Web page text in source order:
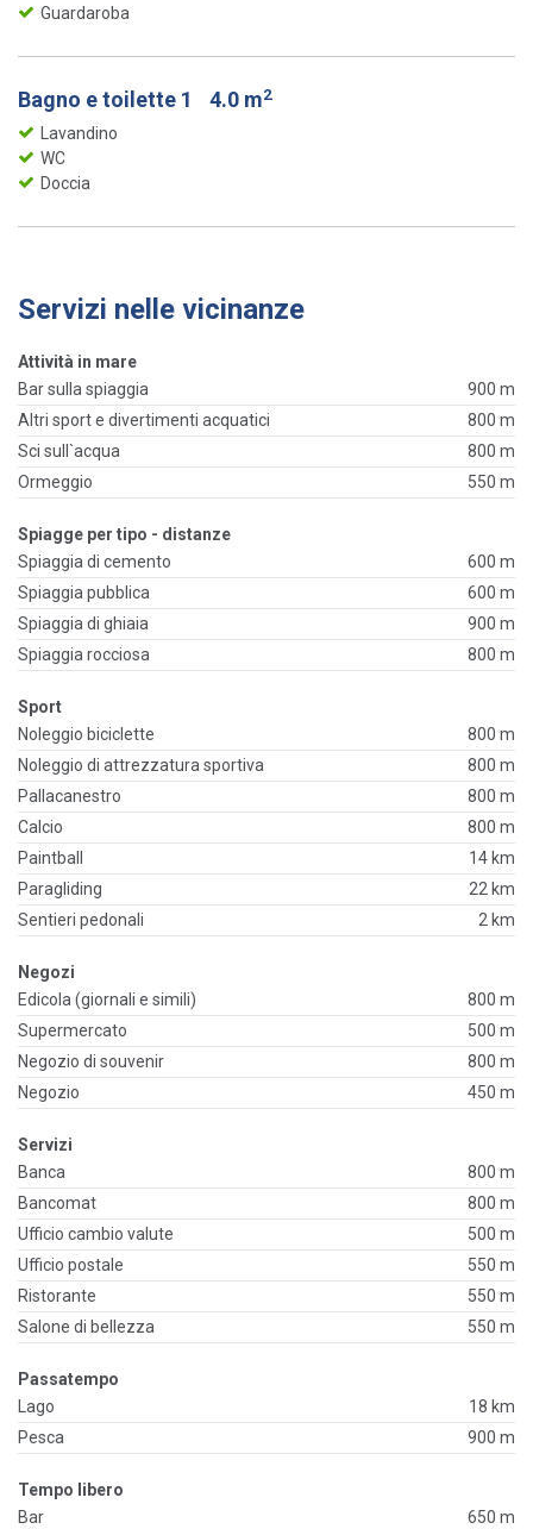
Guardaroba
Bagno e toilette 1 4.0 m2
Lavandino
WC
Doccia
Servizi nelle vicinanze
Attività in mare
Bar sulla spiaggia
900 m
Altri sport e divertimenti acquatici
800 m
Sci sull`acqua
800 m
Ormeggio
550 m
Spiagge per tipo - distanze
Spiaggia di cemento
600 m
Spiaggia pubblica
600 m
Spiaggia di ghiaia
900 m
Spiaggia rocciosa
800 m
Sport
Noleggio biciclette
800 m
Noleggio di attrezzatura sportiva
800 m
Pallacanestro
800 m
Calcio
800 m
Paintball
14 km
Paragliding
22 km
Sentieri pedonali
2 km
Negozi
Edicola (giornali e simili)
800 m
Supermercato
500 m
Negozio di souvenir
800 m
Negozio
450 m
Servizi
Banca
800 m
Bancomat
800 m
Ufficio cambio valute
500 m
Ufficio postale
550 m
Ristorante
550 m
Salone di bellezza
550 m
Passatempo
Lago
18 km
Pesca
900 m
Tempo libero
Bar
650 m